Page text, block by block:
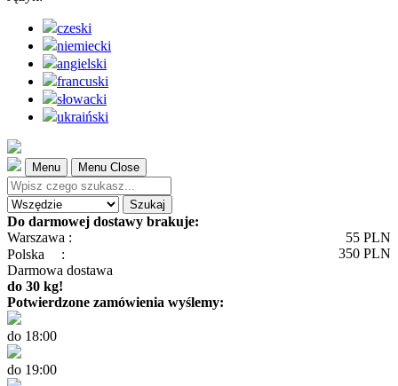
czeski
niemiecki
angielski
francuski
słowacki
ukraiński
Menu Menu Close
Szukaj
Do darmowej dostawy brakuje:
Warszawa :
55 PLN
Polska
: 350 PLN
Darmowa dostawa
do 30 kg!
Potwierdzone zamówienia wyślemy:
do 18:00
do 19:00